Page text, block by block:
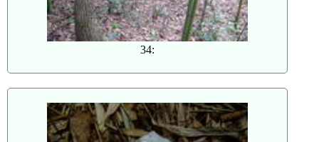
34: